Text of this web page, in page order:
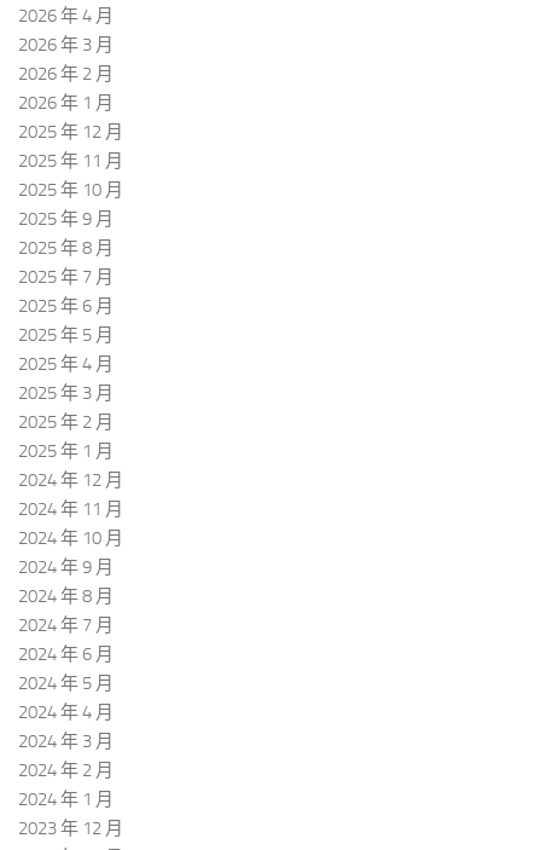
2026 年 4 月
2026 年 3 月
2026 年 2 月
2026 年 1 月
2025 年 12 月
2025 年 11 月
2025 年 10 月
2025 年 9 月
2025 年 8 月
2025 年 7 月
2025 年 6 月
2025 年 5 月
2025 年 4 月
2025 年 3 月
2025 年 2 月
2025 年 1 月
2024 年 12 月
2024 年 11 月
2024 年 10 月
2024 年 9 月
2024 年 8 月
2024 年 7 月
2024 年 6 月
2024 年 5 月
2024 年 4 月
2024 年 3 月
2024 年 2 月
2024 年 1 月
2023 年 12 月